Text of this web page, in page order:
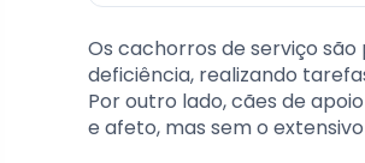
Os cachorros de serviço
deficiência, realizando
Por outro lado, cães de
e afeto, mas sem o